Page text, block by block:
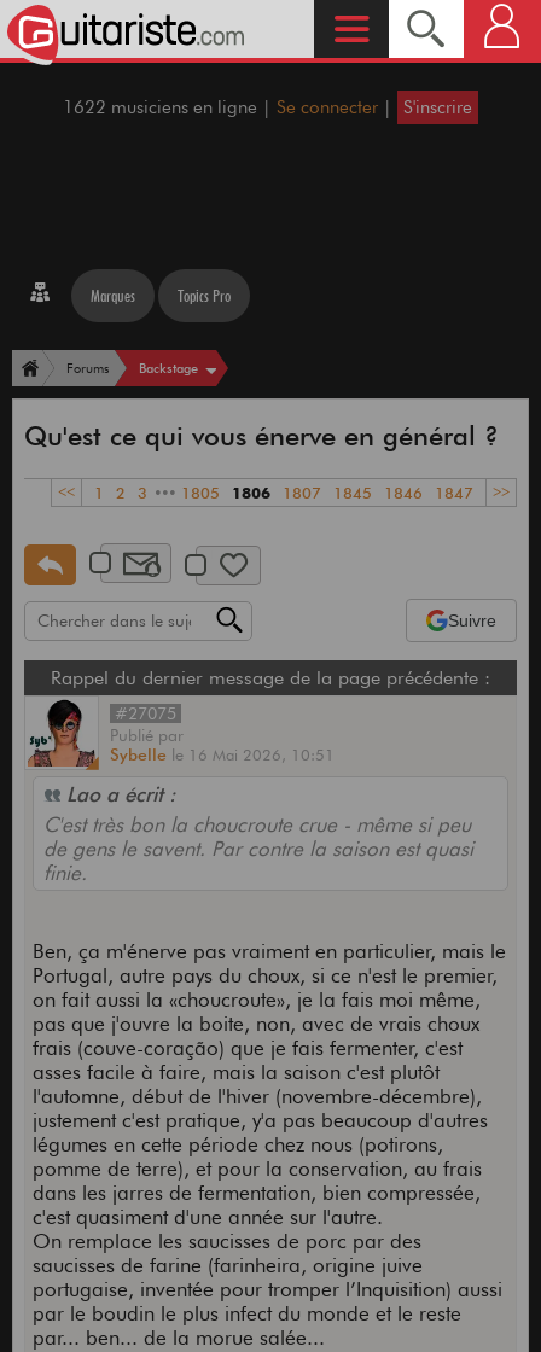
1622 musiciens en ligne | Se connecter | S'inscrire
Marques Topics Pro
Forums Backstage
Qu'est ce qui vous énerve en général ?
<< 1 2 3 ••• 1805 1806 1807 1845 1846 1847 >>
Suivre
Rappel du dernier message de la page précédente :
#27075
Publié par
Sybelle le 16 Mai 2026, 10:51
Lao a écrit :
C'est très bon la choucroute crue - même si peu
de gens le savent. Par contre la saison est quasi
finie.
Ben, ça m'énerve pas vraiment en particulier, mais le
Portugal, autre pays du choux, si ce n'est le premier,
on fait aussi la «choucroute», je la fais moi même,
pas que j'ouvre la boite, non, avec de vrais choux
frais (couve-coração) que je fais fermenter, c'est
asses facile à faire, mais la saison c'est plutôt
l'automne, début de l'hiver (novembre-décembre),
justement c'est pratique, y'a pas beaucoup d'autres
légumes en cette période chez nous (potirons,
pomme de terre), et pour la conservation, au frais
dans les jarres de fermentation, bien compressée,
c'est quasiment d'une année sur l'autre.
On remplace les saucisses de porc par des
saucisses de farine (farinheira, origine juive
portugaise, inventée pour tromper l’Inquisition) aussi
par le boudin le plus infect du monde et le reste
par... ben... de la morue salée...